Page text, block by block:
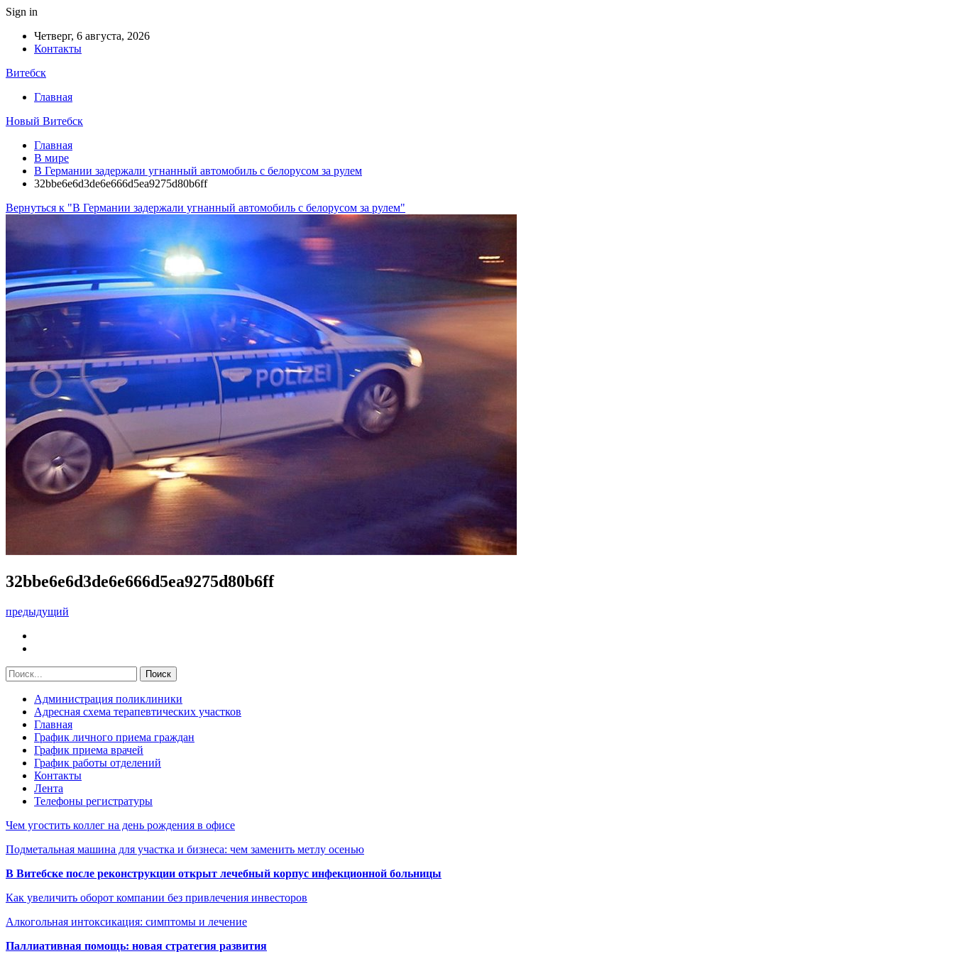
Sign in
Четверг, 6 августа, 2026
Контакты
Витебск
Главная
Новый Витебск
Главная
В мире
В Германии задержали угнанный автомобиль с белорусом за рулем
32bbe6e6d3de6e666d5ea9275d80b6ff
Вернуться к "В Германии задержали угнанный автомобиль с белорусом за рулем"
32bbe6e6d3de6e666d5ea9275d80b6ff
предыдущий
Администрация поликлиники
Адресная схема терапевтических участков
Главная
График личного приема граждан
График приема врачей
График работы отделений
Контакты
Лента
Телефоны регистратуры
Чем угостить коллег на день рождения в офисе
Подметальная машина для участка и бизнеса: чем заменить метлу осенью
В Витебске после реконструкции открыт лечебный корпус инфекционной больницы
Как увеличить оборот компании без привлечения инвесторов
Алкогольная интоксикация: симптомы и лечение
Паллиативная помощь: новая стратегия развития